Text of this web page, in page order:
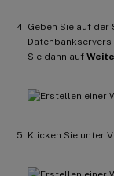
Geben Sie auf
Sie dann auf
Klicken Sie unter